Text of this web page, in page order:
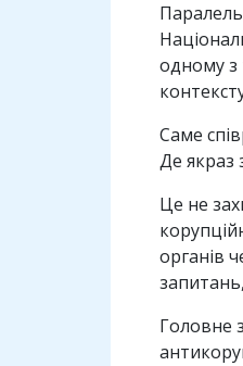
одному з
Саме
Де якраз
Це не
органів
Головне